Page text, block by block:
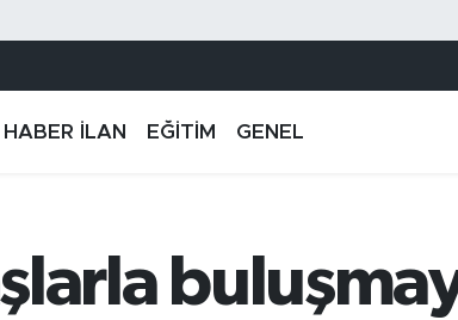
HABER İLAN EĞİTİM GENEL